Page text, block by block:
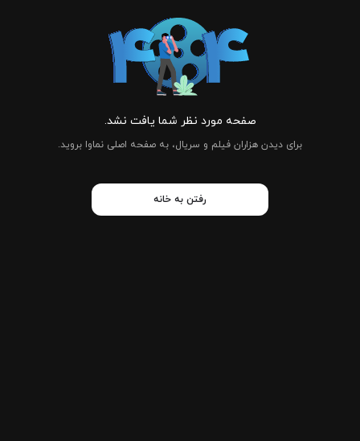
صفحه مورد نظر شما یافت نشد.
برای دیدن هزاران فیلم و سریال، به صفحه اصلی نماوا بروید.
رفتن به خانه